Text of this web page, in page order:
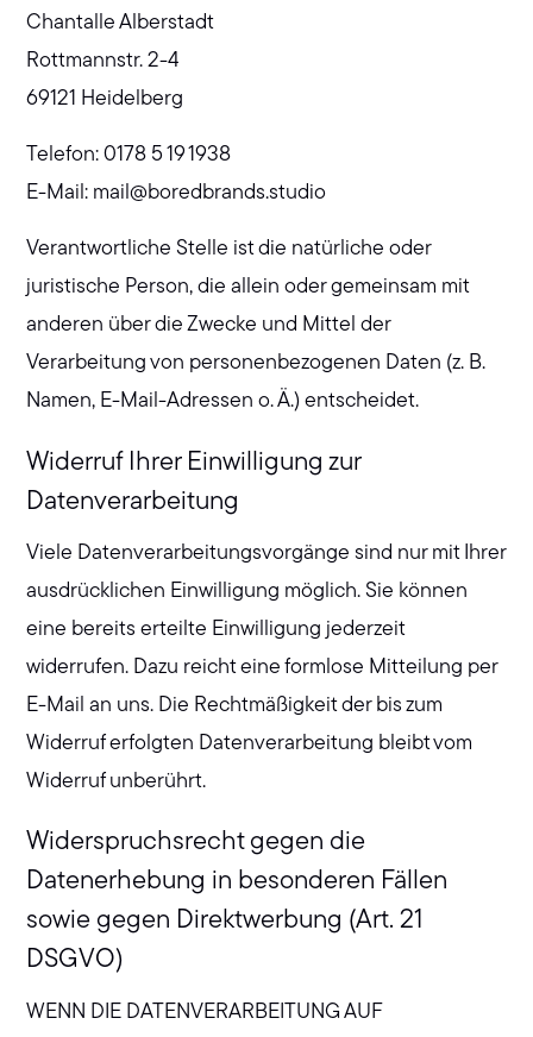
Chantalle Alberstadt
Rottmannstr. 2-4
69121 Heidelberg
Telefon: 0178 5 19 1938
E-Mail: mail@boredbrands.studio
Verantwortliche Stelle ist die natürliche oder
juristische Person, die allein oder gemeinsam mit
anderen über die Zwecke und Mittel der
Verarbeitung von personenbezogenen Daten (z. B.
Namen, E-Mail-Adressen o. Ä.) entscheidet.
Widerruf Ihrer Einwilligung zur
Datenverarbeitung
Viele Datenverarbeitungsvorgänge sind nur mit Ihrer
ausdrücklichen Einwilligung möglich. Sie können
eine bereits erteilte Einwilligung jederzeit
widerrufen. Dazu reicht eine formlose Mitteilung per
E-Mail an uns. Die Rechtmäßigkeit der bis zum
Widerruf erfolgten Datenverarbeitung bleibt vom
Widerruf unberührt.
Widerspruchsrecht gegen die
Datenerhebung in besonderen Fällen
sowie gegen Direktwerbung (Art. 21
DSGVO)
WENN DIE DATENVERARBEITUNG AUF